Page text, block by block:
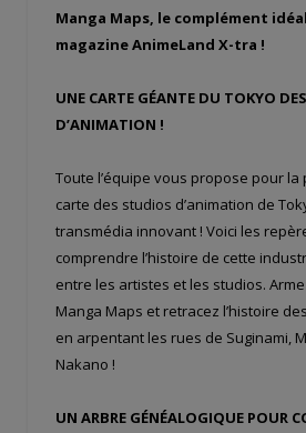
Manga Maps, le complément
magazine AnimeLand X-tra !
UNE CARTE GÉANTE DU TOKYO
D’ANIMATION !
Toute l’équipe vous propose pour
carte des studios d’animation de
transmédia innovant ! Voici les
comprendre l’histoire de cette
entre les artistes et les studios.
Manga Maps et retracez l’histoire
en arpentant les rues de Suginami,
Nakano !
UN ARBRE GÉNÉALOGIQUE POUR